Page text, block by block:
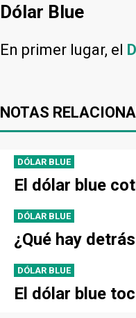
Dólar Blue
En primer lugar, el
NOTAS
DÓLAR BLUE
El dólar blue
DÓLAR BLUE
¿Qué hay
DÓLAR BLUE
El dólar blue